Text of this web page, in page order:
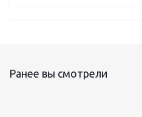
Ранее вы смотрели